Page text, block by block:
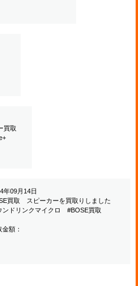
買取
年09月14日
買取 スピーカーを買取りしました
ンドリンクマイクロ #BOSE買取
金額：